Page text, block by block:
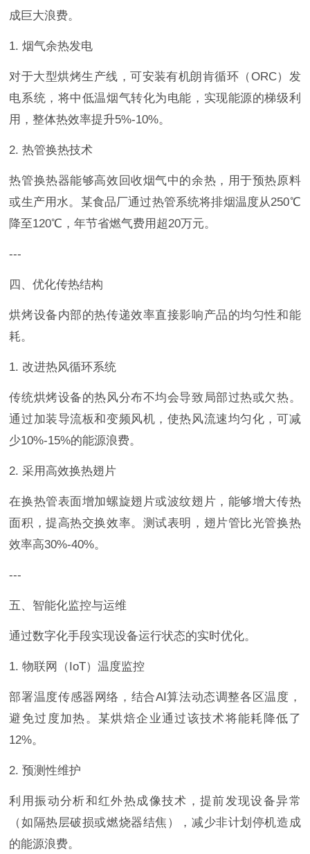
成巨大浪费。
1. 烟气余热发电
对于大型烘烤生产线，可安装有机朗肯循环（ORC）发
电系统，将中低温烟气转化为电能，实现能源的梯级利
用，整体热效率提升5%-10%。
2. 热管换热技术
热管换热器能够高效回收烟气中的余热，用于预热原料
或生产用水。某食品厂通过热管系统将排烟温度从250℃
降至120℃，年节省燃气费用超20万元。
---
四、优化传热结构
烘烤设备内部的热传递效率直接影响产品的均匀性和能
耗。
1. 改进热风循环系统
传统烘烤设备的热风分布不均会导致局部过热或欠热。
通过加装导流板和变频风机，使热风流速均匀化，可减
少10%-15%的能源浪费。
2. 采用高效换热翅片
在换热管表面增加螺旋翅片或波纹翅片，能够增大传热
面积，提高热交换效率。测试表明，翅片管比光管换热
效率高30%-40%。
---
五、智能化监控与运维
通过数字化手段实现设备运行状态的实时优化。
1. 物联网（IoT）温度监控
部署温度传感器网络，结合AI算法动态调整各区温度，
避免过度加热。某烘焙企业通过该技术将能耗降低了
12%。
2. 预测性维护
利用振动分析和红外热成像技术，提前发现设备异常
（如隔热层破损或燃烧器结焦），减少非计划停机造成
的能源浪费。